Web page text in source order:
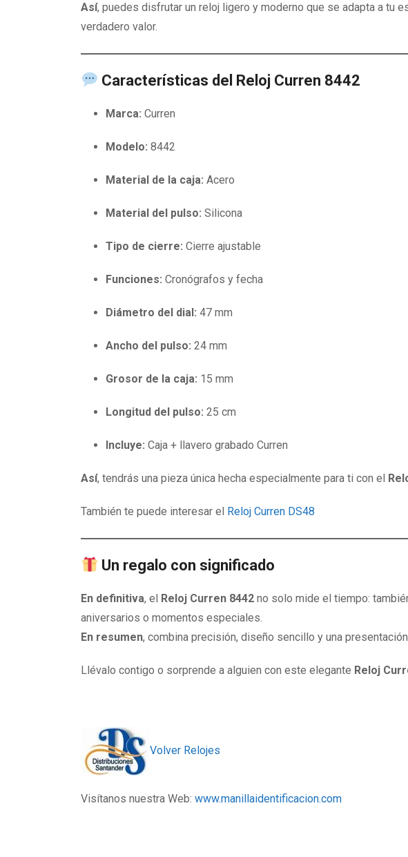
Así, puedes disfrutar un reloj ligero y moderno que se adapta a tu
verdadero valor.
Características del Reloj Curren 8442
Marca: Curren
Modelo: 8442
Material de la caja: Acero
Material del pulso: Silicona
Tipo de cierre: Cierre ajustable
Funciones: Cronógrafos y fecha
Diámetro del dial: 47 mm
Ancho del pulso: 24 mm
Grosor de la caja: 15 mm
Longitud del pulso: 25 cm
Incluye: Caja + llavero grabado Curren
Así, tendrás una pieza única hecha especialmente para ti con el
También te puede interesar el Reloj Curren DS48
Un regalo con significado
En definitiva, el Reloj Curren 8442 no solo mide el tiempo:
aniversarios o momentos especiales.
En resumen, combina precisión, diseño sencillo y una
Llévalo contigo o sorprende a alguien con este elegante Reloj
Volver Relojes
Visítanos nuestra Web: www.manillaidentificacion.com